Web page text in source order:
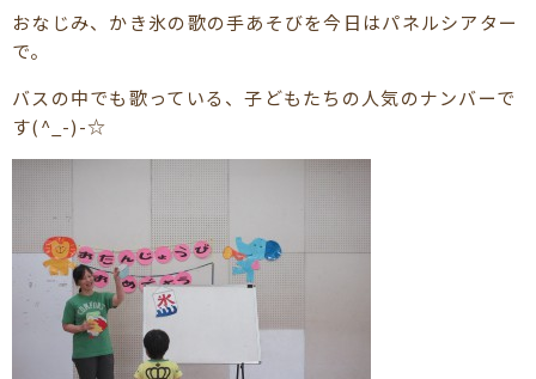
おなじみ、かき氷の歌の手あそびを今日はパネルシアター
で。
バスの中でも歌っている、子どもたちの人気のナンバーで
す(^_-)-☆